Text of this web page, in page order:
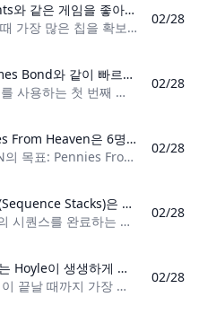
식스 UNO 및 Crazy Eights와 같은 게임을 좋아한다면 Sixes를 시도해 볼 수도 있습니다. 이 핸드 쉐딩 게임은 더 작은 데크를 사용하며 독특한 게임을 만드는 몇 가지 흥미로운 규칙을 포함합니다.
6가지 목표: 게임이 끝날 때 가장 많은 칩을 확보하세요. 플레이어 수: 5명 카드 수: 40장 카드 순위: (낮음) 에이스 – 7, 잭 – 킹(높음) 게임 유형: 핸드 셰딩 카
02/28
깜박거리다 Speed나 James Bond와 같이 빠르게 진행되는 게임을 좋아한다면 Mattel의 Blink를 확인해 보세요. 세상에서 가장 빠른 게임이라고 주장하는 플레이어는 2분 안에 승리할 수 있습니다! 빠른 게임 플레이를 통해 그룹 간에 여러 라운드와 토너먼트를 쉽게 진행할 수 있습니다.
BLINK의 목적: 모든 카드를 사용하는 첫 번째 플레이어가 되십시오. 플레이어 수: 2명 재료: 카드 60장 게임 유형: 핸드 셰딩 대상: 어린이, 성인 블링크 소개
02/28
천국에서 온 동전 Pennies From Heaven은 6명이 즐길 수 있는 트릭 테이킹 카드 게임입니다. 목표는 당신의 팀이 상대방보다 먼저 20,000점을 달성하는 것입니다.
PENNIES FROM HEAVEN의 목표: Pennies From Heaven의 목표는 20,000점을 획득하는 것입니다. 플레이어 수: 6명 재료: 표준 52장 카드 데크 4개, 조커 8개, 점
02/28
시퀀스 스택 시퀀스 스택(Sequence Stacks)은 고전 보드 게임을 연상시키는 세트 빌딩 및 수집 카드 게임입니다. 플레이어는 일련의 카드를 만들고 칩을 수집하려고 합니다. 5개의 칩을 먼저 모은 사람이 게임에서 승리합니다.
시퀀스 스택의 목표: 5개의 시퀀스를 완료하는 첫 번째 플레이어가 되세요 플레이어 수: 2~6명 내용: 카드 120장, 칩 40개 게임 유형: 세트 컬렉션 카드 게임 대
02/28
돼지 저금통 Piggy Bank는 Hoyle이 생생하게 구현한 어린이용 고전 카드 게임입니다. 이 게임에서 아이들은 손에 있는 카드를 없애려고 노력하면서 기본적인 수학 능력을 연습합니다. 매 턴마다 동전 카드 더미에 동전 카드가 추가되며, 더미의 가치를 너무 높게 만드는 플레이어는 라운드에서 패배합니다.
돼지 저금통의 목표: 게임이 끝날 때까지 가장 많은 코인을 확보하세요 플레이어 수: 2~4명 내용: 카드 56장, 코인 18개 게임 유형: 쉐딩 카드 게임 대상: 4~6
02/28